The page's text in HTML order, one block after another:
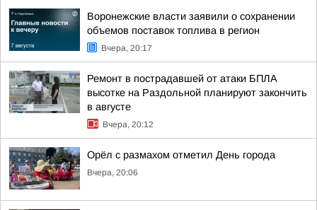
Воронежские власти заявили о сохранении
объемов поставок топлива в регион
Вчера, 20:17
Ремонт в пострадавшей от атаки БПЛА
высотке на Раздольной планируют закончить
в августе
Вчера, 20:12
Орёл с размахом отметил День города
Вчера, 20:06